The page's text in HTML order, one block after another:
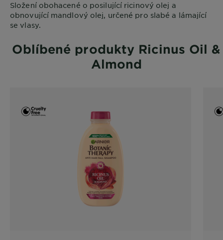
Složení obohacené o posilující ricinový olej a
obnovující mandlový olej, určené pro slabé a lámající
se vlasy.
Oblíbené produkty Ricinus Oil &
Almond